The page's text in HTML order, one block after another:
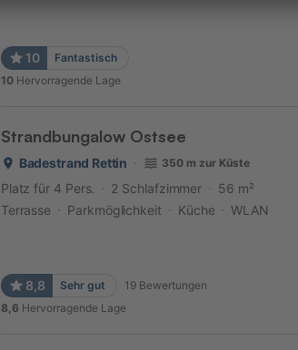
10
Fantastisch
10 Hervorragende Lage
Strandbungalow Ostsee
Badestrand Rettin 350 m zur Küste
Platz für 4 Pers. 2 Schlafzimmer
56 m²
Terrasse
Parkmöglichkeit Küche WLAN
8,8 Sehr gut 19 Bewertungen
8,6 Hervorragende Lage